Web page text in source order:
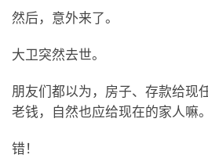
然后，意外来了。
大卫突然去世。
朋友们都以为，房子、存款给现
老钱，自然也应给现在的家人嘛。
错！